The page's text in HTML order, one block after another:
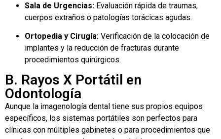
Sala de Urgencias: Evaluación rápida de traumas,
cuerpos extraños o patologías torácicas agudas.
Ortopedia y Cirugía: Verificación de la colocación de
implantes y la reducción de fracturas durante
procedimientos quirúrgicos.
B. Rayos X Portátil en
Odontología
Aunque la imagenología dental tiene sus propios equipos
específicos, los sistemas portátiles son perfectos para
clínicas con múltiples gabinetes o para procedimientos que